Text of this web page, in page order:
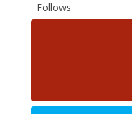
Follows